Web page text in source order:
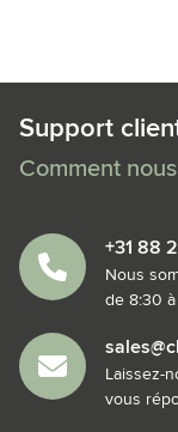
Support
Comment
+31 88
Nous
de 8:30
Laissez-
vous